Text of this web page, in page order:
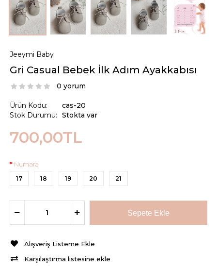
Jeeymi Baby
Gri Casual Bebek İlk Adım Ayakkabısı
0 yorum
Ürün Kodu:
Stok Durumu:
cas-20
Stokta var
700,00TL
Numara
17 18 19 20 21
Alışveriş Listeme Ekle
Karşılaştırma listesine ekle